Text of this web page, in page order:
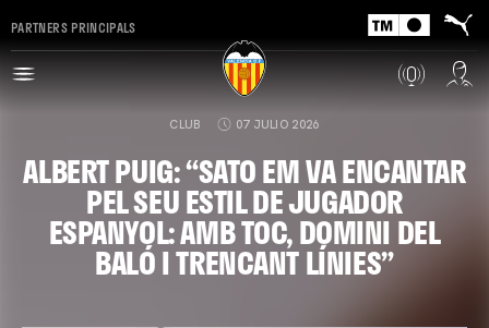
PARTNERS PRINCIPALS
CLUB 07 JULIO 2026
ALBERT PUIG: “SATO EM VA ENCANTAR
PEL SEU ESTIL DE JUGADOR
ESPANYOL: AMB TOC, DOMINI DEL
BALÓ I TRENCANT LÍNIES”